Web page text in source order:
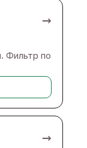
→
Фильтр по
→